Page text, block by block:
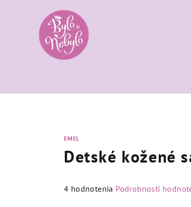
EMEL
Detské kožené
Priemerné
4 hodnotenia Podrobnosti